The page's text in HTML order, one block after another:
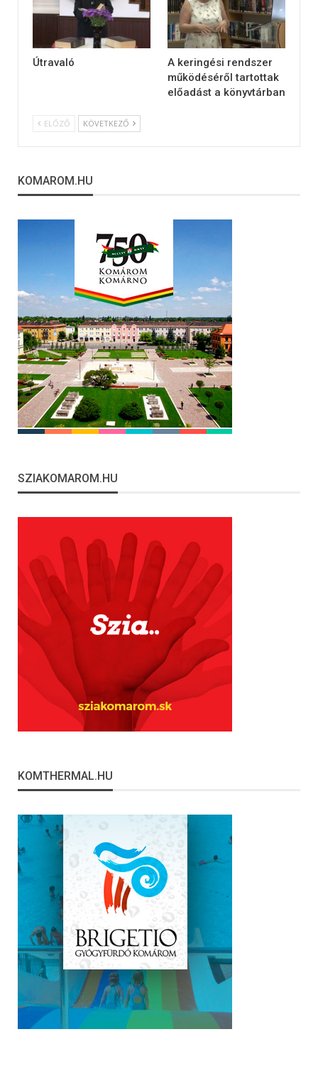
Útravaló
A keringési rendszer
működéséről tartottak
előadást a könyvtárban
ELŐZŐ KÖVETKEZŐ
KOMAROM.HU
SZIAKOMAROM.HU
KOMTHERMAL.HU